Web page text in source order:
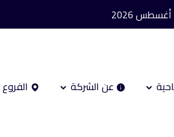
عن الشركة الفروع